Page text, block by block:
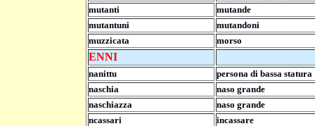
mutanti
mutande
mutantuni
mutandoni
muzzicata
morso
ENNI
nanittu
persona di bassa statura
naschia
naso grande
naschiazza
naso grande
ncassari
incassare